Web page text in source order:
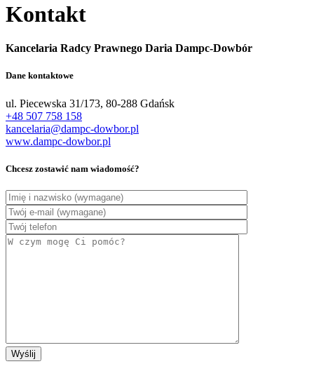
Kontakt
Kancelaria Radcy Prawnego Daria Dampc-Dowbór
Dane kontaktowe
ul. Piecewska 31/173, 80-288 Gdańsk
+48 507 758 158
kancelaria@dampc-dowbor.pl
www.dampc-dowbor.pl
Chcesz zostawić nam wiadomość?